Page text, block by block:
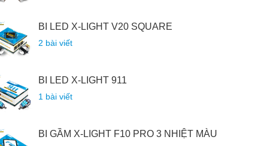
BI LED X-LIGHT V20 SQUARE
2 bài viết
BI LED X-LIGHT 911
1 bài viết
BI GẦM X-LIGHT F10 PRO 3 NHIỆT MÀU